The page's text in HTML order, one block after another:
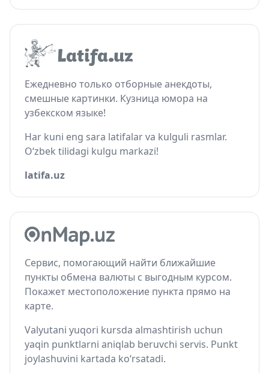
Ежедневно только отборные анекдоты,
смешные картинки. Кузница юмора на
узбекском языке!
Har kuni eng sara latifalar va kulguli rasmlar.
O‘zbek tilidagi kulgu markazi!
latifa.uz
Сервис, помогающий найти ближайшие
пункты обмена валюты с выгодным курсом.
Покажет местоположение пункта прямо на
карте.
Valyutani yuqori kursda almashtirish uchun
yaqin punktlarni aniqlab beruvchi servis. Punkt
joylashuvini kartada ko‘rsatadi.